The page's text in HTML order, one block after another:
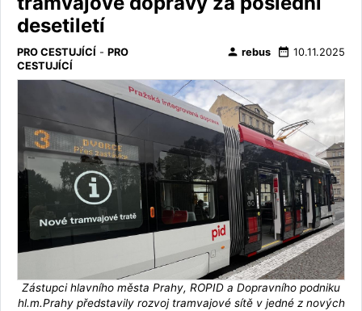
desetiletí
PRO CESTUJÍCÍ - PRO
CESTUJÍCÍ
person rebus date_range 10.11.2025
Zástupci hlavního města Prahy, ROPID a Dopravního podniku
hl.m.Prahy představily rozvoj tramvajové sítě v jedné z nových